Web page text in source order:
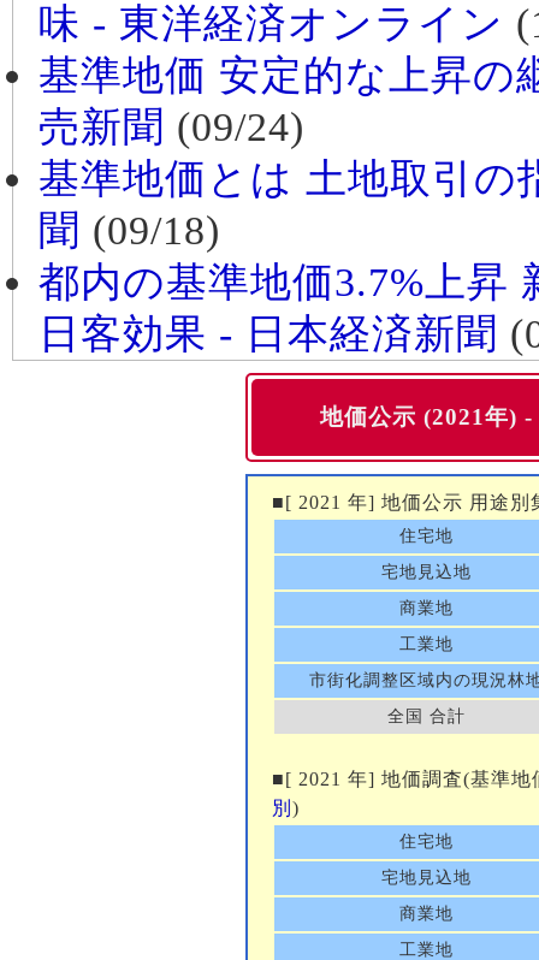
味 - 東洋経済オンライン
基準地価 安定的な上昇の
売新聞 (09/24)
基準地価とは 土地取引の
聞 (09/18)
都内の基準地価3.7%上昇
日客効果 - 日本経済新聞
地価公示 (2021年)
■[ 2021 年] 地価公示 用途別
住宅地
宅地見込地
商業地
工業地
市街化調整区域内の現況林
全国 合計
■[ 2021 年] 地価調査(基準地
別 )
住宅地
宅地見込地
商業地
工業地